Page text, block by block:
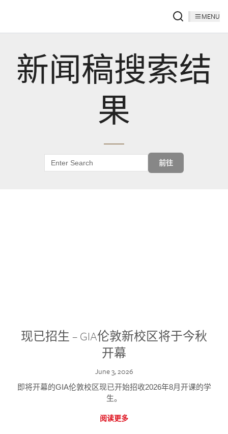
MENU
新闻稿搜索结
果
前往
现已招生 – GIA伦敦新校区将于今秋
开幕
June 3, 2026
即将开幕的GIA伦敦校区现已开始招收2026年8月开课的学
生。
阅读更多